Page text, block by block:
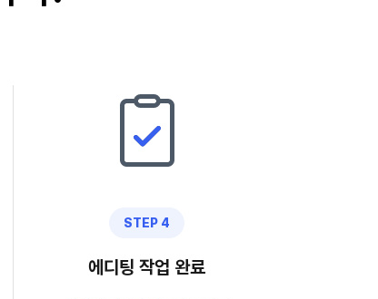
STEP 4
에디팅 작업 완료